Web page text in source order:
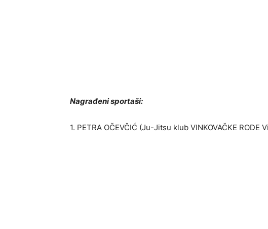
Nagrađeni sportaši:
1. PETRA OČEVČIĆ (Ju-Jitsu klub VINKOVAČKE RODE